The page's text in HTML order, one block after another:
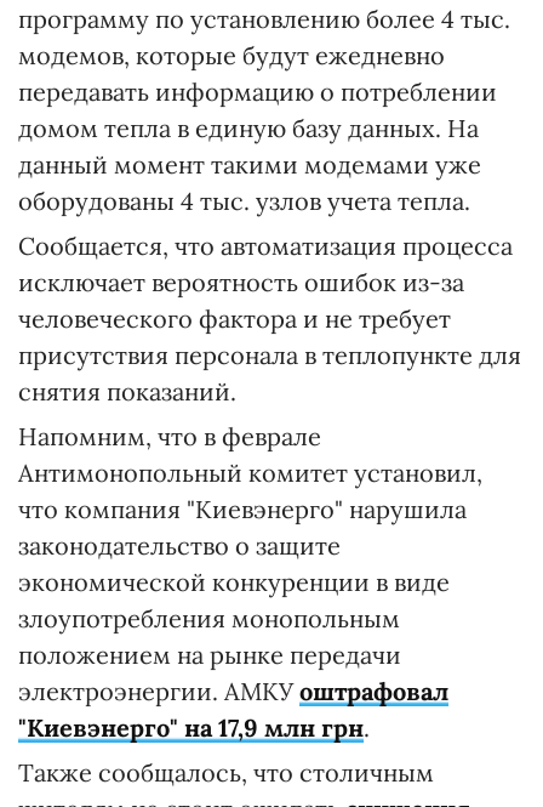
программу по установлению более 4 тыс.
модемов, которые будут ежедневно
передавать информацию о потреблении
домом тепла в единую базу данных. На
данный момент такими модемами уже
оборудованы 4 тыс. узлов учета тепла.
Сообщается, что автоматизация процесса
исключает вероятность ошибок из-за
человеческого фактора и не требует
присутствия персонала в теплопункте для
снятия показаний.
Напомним, что в феврале
Антимонопольный комитет установил,
что компания "Киевэнерго" нарушила
законодательство о защите
экономической конкуренции в виде
злоупотребления монопольным
положением на рынке передачи
электроэнергии. АМКУоштрафовал
"Киевэнерго" на 17,9 млн грн.
Также сообщалось, что столичным